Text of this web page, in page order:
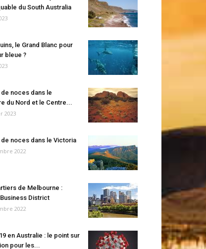
du South Australia
le Grand Blanc pour
bleue ?
noces dans le
du Nord et le Centre...
2023
de noces dans le Victoria
2022
de Melbourne :
District
2022
en Australie : le point sur
pour les...